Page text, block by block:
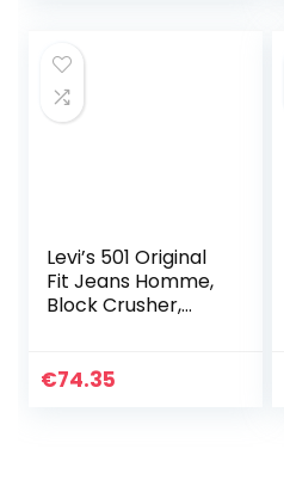
Levi’s 501 Original
Fit Jeans Homme,
Block Crusher,
€74.35